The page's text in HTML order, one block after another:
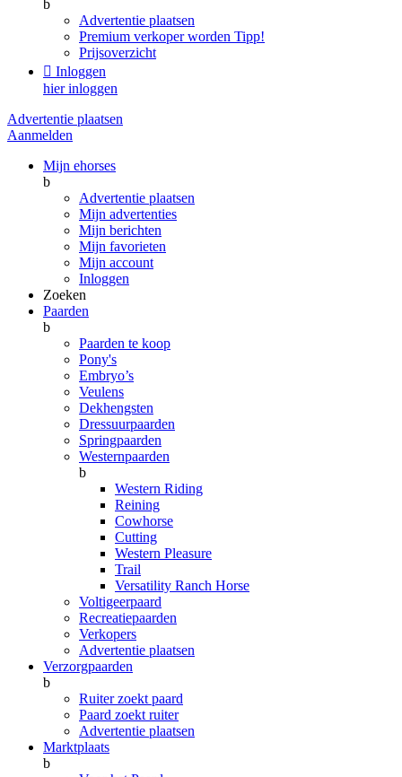
b
Advertentie plaatsen
Premium verkoper worden Tipp!
Prijsoverzicht
 Inloggen
hier inloggen
Advertentie plaatsen
Aanmelden
Mijn ehorses
b
Advertentie plaatsen
Mijn advertenties
Mijn berichten
Mijn favorieten
Mijn account
Inloggen
Zoeken
Paarden
b
Paarden te koop
Pony's
Embryo’s
Veulens
Dekhengsten
Dressuurpaarden
Springpaarden
Westernpaarden
b
Western Riding
Reining
Cowhorse
Cutting
Western Pleasure
Trail
Versatility Ranch Horse
Voltigeerpaard
Recreatiepaarden
Verkopers
Advertentie plaatsen
Verzorgpaarden
b
Ruiter zoekt paard
Paard zoekt ruiter
Advertentie plaatsen
Marktplaats
b